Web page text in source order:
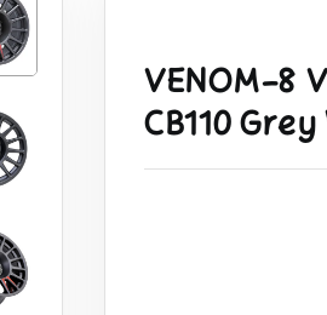
VENOM-8
CB110